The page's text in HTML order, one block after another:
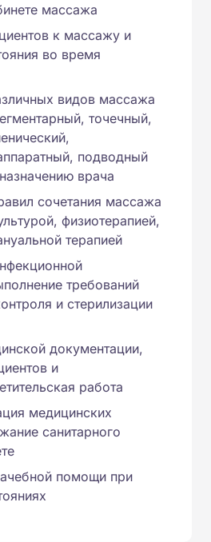
массажа
к массажу и
во время
видов массажа
точечный,
подводный
врача
сочетания массажа
физиотерапией,
терапией
требований
и стерилизации
документации,
и
работа
медицинских
санитарного
помощи при